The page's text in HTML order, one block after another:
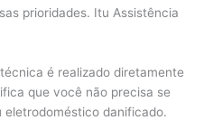
prioridades. Itu Assistência
é realizado diretamente
que você não precisa se
danificado.